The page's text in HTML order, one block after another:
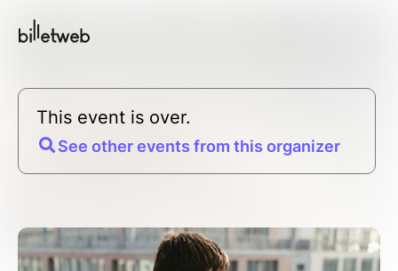
This event is over.
See other events from this organizer